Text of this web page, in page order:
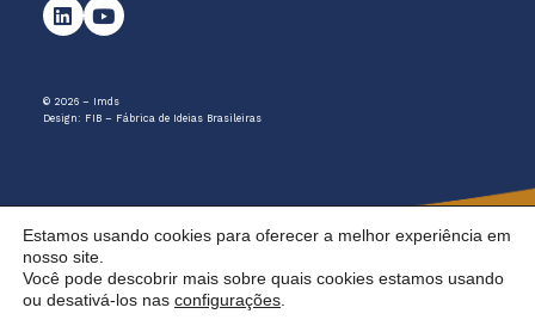
© 2026 – Imds
Design: FIB – Fábrica de Ideias Brasileiras
Estamos usando cookies para oferecer a melhor experiência em
nosso site.
Você pode descobrir mais sobre quais cookies estamos usando
ou desativá-los nas configurações